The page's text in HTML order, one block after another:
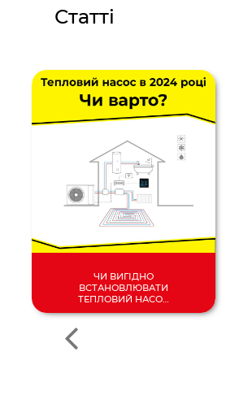
Статті
ЧИ ВИГІДНО
ВСТАНОВЛЮВАТИ
ТЕПЛОВИЙ НАСОС